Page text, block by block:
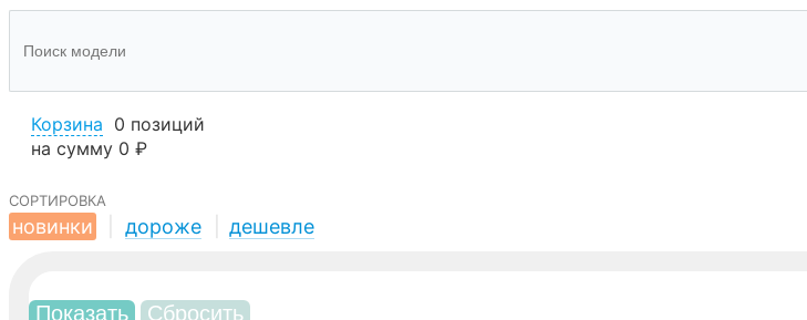
Корзина 0 позиций
на сумму 0 ₽
сортировка
новинки
дороже дешевле